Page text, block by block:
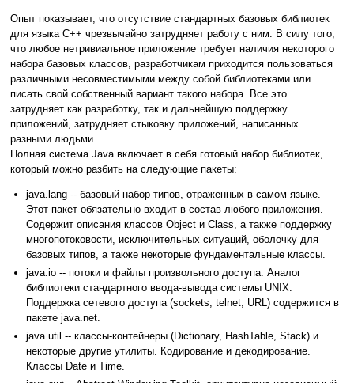
Опыт показывает, что отсутствие стандартных базовых библиотек
для языка С++ чрезвычайно затрудняет работу с ним. В силу того,
что любое нетривиальное приложение требует наличия некоторого
набора базовых классов, разработчикам приходится пользоваться
различными несовместимыми между собой библиотеками или
писать свой собственный вариант такого набора. Все это
затрудняет как разработку, так и дальнейшую поддержку
приложений, затрудняет стыковку приложений, написанных
разными людьми.
Полная система Java включает в себя готовый набор библиотек,
который можно разбить на следующие пакеты:
java.lang -- базовый набор типов, отраженных в самом языке.
Этот пакет обязательно входит в состав любого приложения.
Содержит описания классов Object и Class, а также поддержку
многопотоковости, исключительных ситуаций, оболочку для
базовых типов, а также некоторые фундаментальные классы.
java.io -- потоки и файлы произвольного доступа. Аналог
библиотеки стандартного ввода-вывода системы UNIX.
Поддержка сетевого доступа (sockets, telnet, URL) содержится в
пакете java.net.
java.util -- классы-контейнеры (Dictionary, HashTable, Stack) и
некоторые другие утилиты. Кодирование и декодирование.
Классы Date и Time.